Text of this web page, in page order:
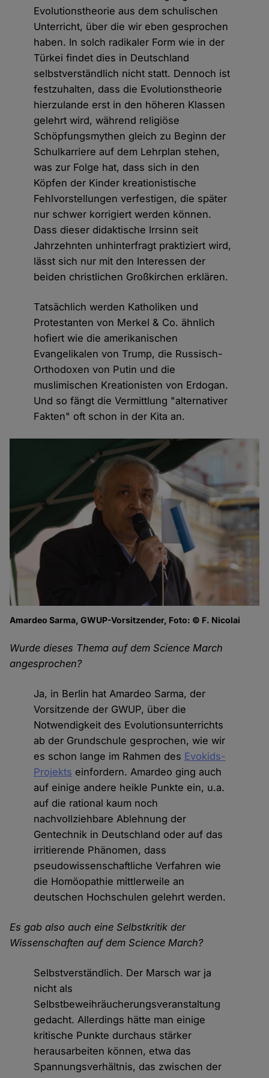
Evolutionstheorie aus dem schulischen
Unterricht, über die wir eben gesprochen
haben. In solch radikaler Form wie in der
Türkei findet dies in Deutschland
selbstverständlich nicht statt. Dennoch ist
festzuhalten, dass die Evolutionstheorie
hierzulande erst in den höheren Klassen
gelehrt wird, während religiöse
Schöpfungsmythen gleich zu Beginn der
Schulkarriere auf dem Lehrplan stehen,
was zur Folge hat, dass sich in den
Köpfen der Kinder kreationistische
Fehlvorstellungen verfestigen, die später
nur schwer korrigiert werden können.
Dass dieser didaktische Irrsinn seit
Jahrzehnten unhinterfragt praktiziert wird,
lässt sich nur mit den Interessen der
beiden christlichen Großkirchen erklären.
Tatsächlich werden Katholiken und
Protestanten von Merkel & Co. ähnlich
hofiert wie die amerikanischen
Evangelikalen von Trump, die Russisch-
Orthodoxen von Putin und die
muslimischen Kreationisten von Erdogan.
Und so fängt die Vermittlung "alternativer
Fakten" oft schon in der Kita an.
Amardeo Sarma, GWUP-Vorsitzender, Foto: © F. Nicolai
Wurde dieses Thema auf dem Science March
angesprochen?
Ja, in Berlin hat Amardeo Sarma, der
Vorsitzende der GWUP, über die
Notwendigkeit des Evolutionsunterrichts
ab der Grundschule gesprochen, wie wir
es schon lange im Rahmen des Evokids-
Projekts einfordern. Amardeo ging auch
auf einige andere heikle Punkte ein, u.a.
auf die rational kaum noch
nachvollziehbare Ablehnung der
Gentechnik in Deutschland oder auf das
irritierende Phänomen, dass
pseudowissenschaftliche Verfahren wie
die Homöopathie mittlerweile an
deutschen Hochschulen gelehrt werden.
Es gab also auch eine Selbstkritik der
Wissenschaften auf dem Science March?
Selbstverständlich. Der Marsch war ja
nicht als
Selbstbeweihräucherungsveranstaltung
gedacht. Allerdings hätte man einige
kritische Punkte durchaus stärker
herausarbeiten können, etwa das
Spannungsverhältnis, das zwischen der